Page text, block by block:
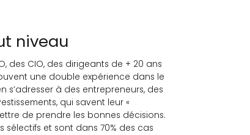
niveau
des CIO, des dirigeants de + 20 ans
une double expérience dans le
s’adresser à des entrepreneurs, des
qui savent leur «
de prendre les bonnes décisions.
sélectifs et sont dans 70% des cas